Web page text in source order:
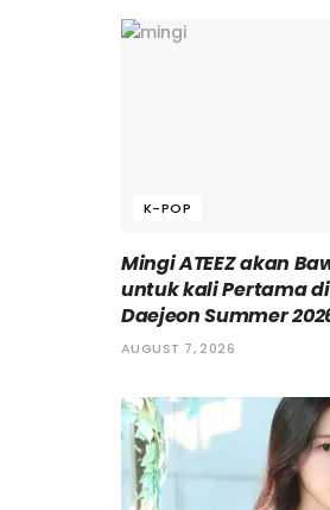
K-POP
Mingi ATEEZ akan
untuk kali Pertama di
Daejeon Summer
AUGUST 7, 2026